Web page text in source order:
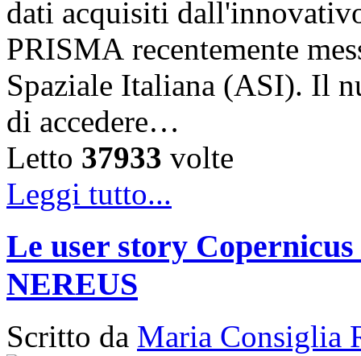
dati acquisiti
PRISMA recentemente
Spaziale Italiana (ASI). Il
di accedere…
Letto 37933 volte
Leggi tutto...
Le user story
NEREUS
Scritto da Maria Consiglia